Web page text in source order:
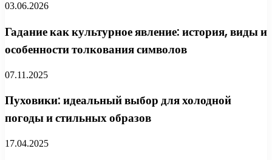
03.06.2026
Гадание как культурное явление: история, виды и
особенности толкования символов
07.11.2025
Пуховики: идеальный выбор для холодной
погоды и стильных образов
17.04.2025